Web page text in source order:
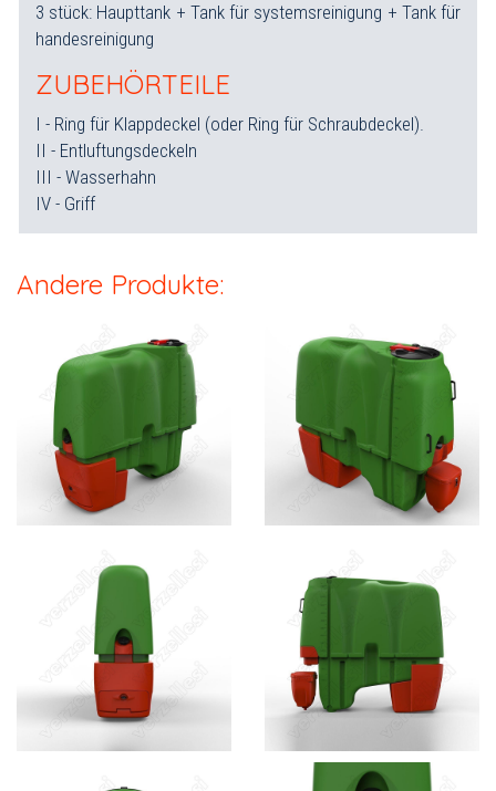
3 stück: Haupttank + Tank für systemsreinigung + Tank für
handesreinigung
ZUBEHÖRTEILE
I - Ring für Klappdeckel (oder Ring für Schraubdeckel).
II - Entluftungsdeckeln
III - Wasserhahn
IV - Griff
Andere Produkte: